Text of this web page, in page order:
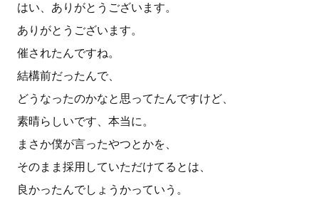
はい、ありがとうございます。
ありがとうございます。
催されたんですね。
結構前だったんで、
どうなったのかなと思ってたんですけど、
素晴らしいです、本当に。
まさか僕が言ったやつとかを、
そのまま採用していただけてるとは、
良かったんでしょうかっていう。